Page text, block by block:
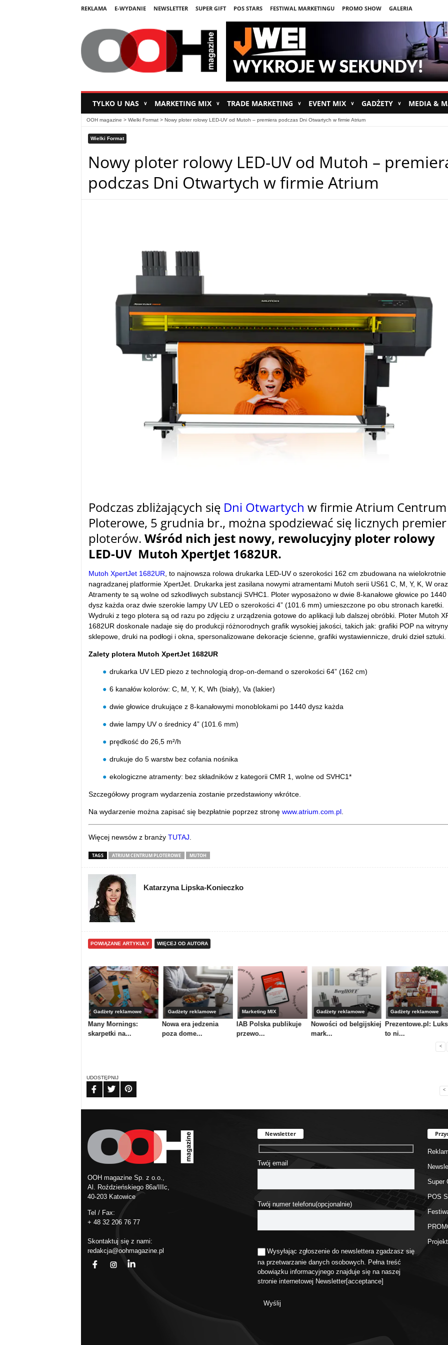
REKLAMA E-WYDANIE NEWSLETTER SUPER GIFT POS STARS FESTIWAL MARKETINGU PROMO SHOW GALERIA
TYLKO U NAS ∨ MARKETING MIX ∨ TRADE MARKETING ∨ EVENT MIX ∨ GADŻETY ∨ MEDIA &
OOH magazine > Wielki Format> Nowy ploter rolowy LED-UV od Mutoh – premiera podczas Dni Otwartych w firmie Atrium
Wielki Format
Nowy ploter rolowy LED-UV od Mutoh –
podczas Dni Otwartych w firmie Atrium
Podczas zbliżających się Dni Otwartych w firmie Atrium Centrum
Ploterowe, 5 grudnia br., można spodziewać się licznych premier
ploterów. Wśród nich jest nowy, rewolucyjny ploter rolowy
LED-UV Mutoh XpertJet 1682UR.
Mutoh XpertJet 1682UR , to najnowsza rolowa drukarka LED-UV o szerokości 162 cm zbudowana na wielokrotnie
nagradzanej platformie XpertJet. Drukarka jest zasilana nowymi atramentami Mutoh serii US61 C, M, Y, K, W oraz
Atramenty te są wolne od szkodliwych substancji SVHC1. Ploter wyposażono w dwie 8-kanałowe głowice po 1440
dysz każda oraz dwie szerokie lampy UV LED o szerokości 4” (101.6 mm) umieszczone po obu stronach karetki.
Wydruki z tego plotera są od razu po zdjęciu z urządzenia gotowe do aplikacji lub dalszej obróbki. Ploter Mutoh
1682UR doskonale nadaje się do produkcji różnorodnych grafik wysokiej jakości, takich jak: grafiki POP na witryny
sklepowe, druki na podłogi i okna, spersonalizowane dekoracje ścienne, grafiki wystawiennicze, druki dzieł sztuki.
Zalety plotera Mutoh XpertJet 1682UR
drukarka UV LED piezo z technologią drop-on-demand o szerokości 64” (162 cm)
6 kanałów kolorów: C, M, Y, K, Wh (biały), Va (lakier)
dwie głowice drukujące z 8-kanałowymi monoblokami po 1440 dysz każda
dwie lampy UV o średnicy 4” (101.6 mm)
prędkość do 26,5 m²/h
drukuje do 5 warstw bez cofania nośnika
ekologiczne atramenty: bez składników z kategorii CMR 1, wolne od SVHC1*
Szczegółowy program wydarzenia zostanie przedstawiony wkrótce.
Na wydarzenie można zapisać się bezpłatnie poprzez stronę www.atrium.com.pl.
Więcej newsów z branży TUTAJ
TAGS ATRIUM CENTRUM PLOTEROWE MUTOH
Katarzyna Lipska-Konieczko
POWIĄZANE ARTYKUŁY WIĘCEJ OD AUTORA
Gadżety reklamowe
Many Mornings:
skarpetki na...
Gadżety reklamowe
Nowa era jedzenia
poza dome...
Marketing MIX
IAB Polska publikuje
przewo...
Gadżety reklamowe
Nowości od belgijskiej
mark...
Gadżety reklamowe
Prezentowe.pl:
to ni...
<
UDOSTĘPNIJ
<
OOH magazine Sp. z o.o.,
Al. Roździeńskiego 86a/IIIc,
40-203 Katowice
Tel / Fax:
+ 48 32 206 76 77
Skontaktuj się z nami:
redakcja@oohmagazine.pl
Newsletter
Twój email
Twój numer telefonu(opcjonalnie)
Wysyłając zgłoszenie do newslettera zgadzasz się
na przetwarzanie danych osobowych. Pełna treść
obowiązku informacyjnego znajduje się na naszej
stronie internetowej Newsletter[acceptance]
Super
POS